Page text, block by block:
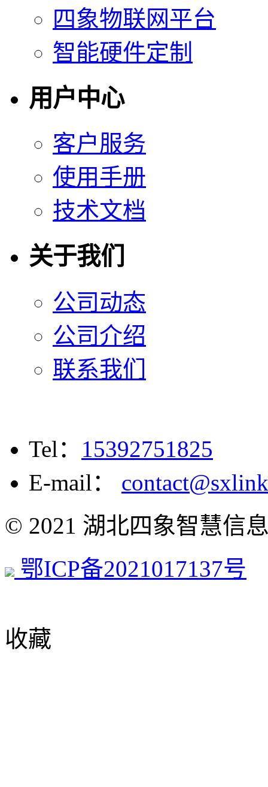
四象物联网平台
智能硬件定制
用户中心
客户服务
使用手册
技术文档
关于我们
公司动态
公司介绍
联系我们
Tel： 15392751825
E-mail：
© 2021 湖北四象智慧信
鄂ICP备2021017137号
收藏